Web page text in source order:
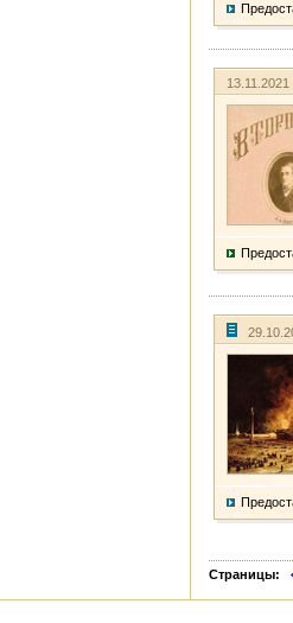
Страницы: